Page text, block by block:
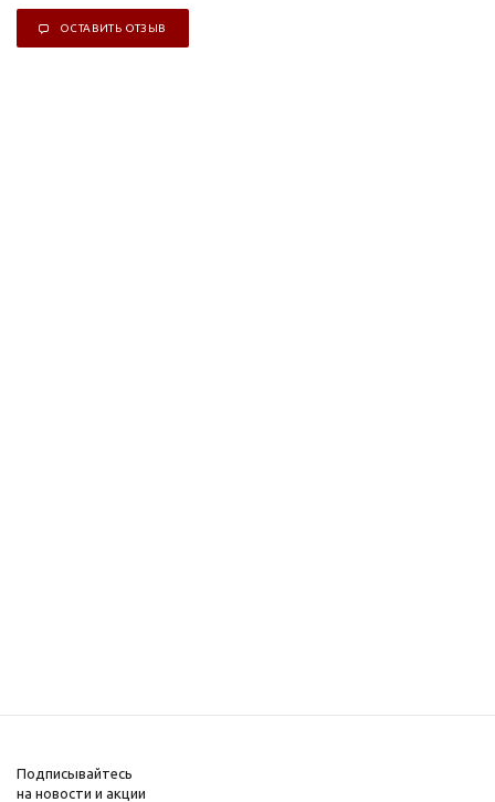
ОСТАВИТЬ ОТЗЫВ
Подписывайтесь
на новости и акции